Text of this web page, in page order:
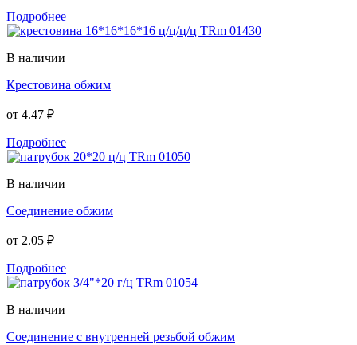
Подробнее
В наличии
Крестовина обжим
от 4.47 ₽
Подробнее
В наличии
Соединение обжим
от 2.05 ₽
Подробнее
В наличии
Соединение с внутренней резьбой обжим